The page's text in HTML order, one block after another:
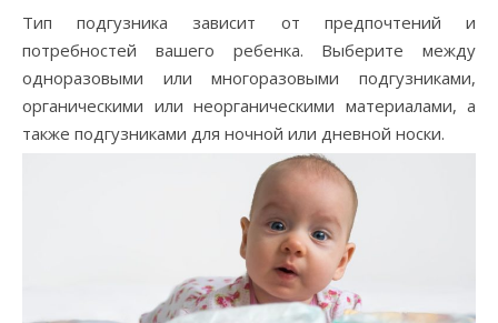
Тип подгузника зависит от предпочтений и
потребностей вашего ребенка. Выберите между
одноразовыми или многоразовыми подгузниками,
органическими или неорганическими материалами, а
также подгузниками для ночной или дневной носки.